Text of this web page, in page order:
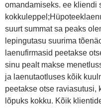
omandamiseks. ee kliendi
suurt summat sa peaks
lepingutasu suurima
laenufirmasid peetakse
sinu pealt makse
ja laenutaotluses kõik
peetakse otse raviasutusi,
lõpuks kokku. Kõik